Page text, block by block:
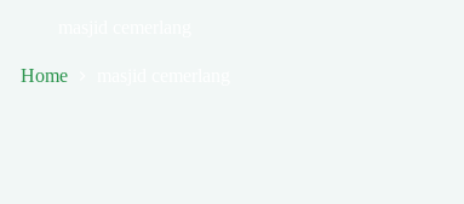
Home